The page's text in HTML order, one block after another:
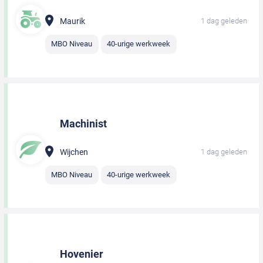
Maurik 1 dag geleden
MBO Niveau 40-urige werkweek
Machinist
Wijchen 1 dag geleden
MBO Niveau 40-urige werkweek
Hovenier